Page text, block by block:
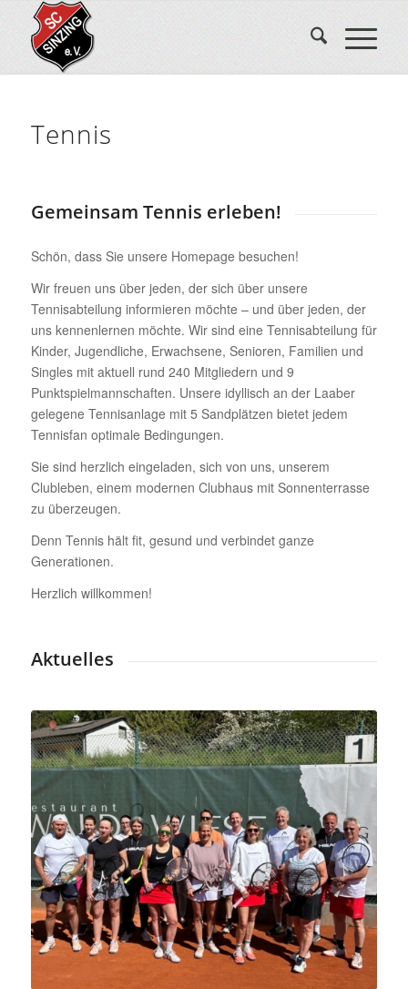
Tennis
Gemeinsam Tennis erleben!
Schön, dass Sie unsere Homepage besuchen!
Wir freuen uns über jeden, der sich über unsere
Tennisabteilung informieren möchte – und über jeden, der
uns kennenlernen möchte. Wir sind eine Tennisabteilung für
Kinder, Jugendliche, Erwachsene, Senioren, Familien und
Singles mit aktuell rund 240 Mitgliedern und 9
Punktspielmannschaften. Unsere idyllisch an der Laaber
gelegene Tennisanlage mit 5 Sandplätzen bietet jedem
Tennisfan optimale Bedingungen.
Sie sind herzlich eingeladen, sich von uns, unserem
Clubleben, einem modernen Clubhaus mit Sonnenterrasse
zu überzeugen.
Denn Tennis hält fit, gesund und verbindet ganze
Generationen.
Herzlich willkommen!
Aktuelles